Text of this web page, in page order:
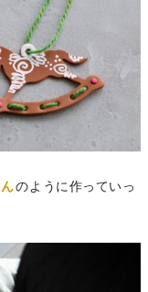
のように作っていっ